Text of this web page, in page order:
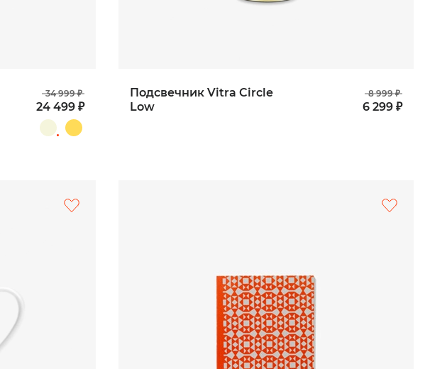
34 999 ₽
24 499 ₽
Подсвечник Vitra Circle
Low
8 999 ₽
6 299 ₽